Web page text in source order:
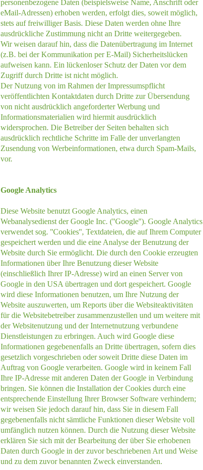
personenbezogene Daten (beispielsweise Name, Anschrift oder
eMail-Adressen) erhoben werden, erfolgt dies, soweit möglich,
stets auf freiwilliger Basis. Diese Daten werden ohne Ihre
ausdrückliche Zustimmung nicht an Dritte weitergegeben.
Wir weisen darauf hin, dass die Datenübertragung im Internet
(z.B. bei der Kommunikation per E-Mail) Sicherheitslücken
aufweisen kann. Ein lückenloser Schutz der Daten vor dem
Zugriff durch Dritte ist nicht möglich.
Der Nutzung von im Rahmen der Impressumspflicht
veröffentlichten Kontaktdaten durch Dritte zur Übersendung
von nicht ausdrücklich angeforderter Werbung und
Informationsmaterialien wird hiermit ausdrücklich
widersprochen. Die Betreiber der Seiten behalten sich
ausdrücklich rechtliche Schritte im Falle der unverlangten
Zusendung von Werbeinformationen, etwa durch Spam-Mails,
vor.
Google Analytics
Diese Website benutzt Google Analytics, einen
Webanalysedienst der Google Inc. (''Google''). Google Analytics
verwendet sog. ''Cookies'', Textdateien, die auf Ihrem Computer
gespeichert werden und die eine Analyse der Benutzung der
Website durch Sie ermöglicht. Die durch den Cookie erzeugten
Informationen über Ihre Benutzung dieser Website
(einschließlich Ihrer IP-Adresse) wird an einen Server von
Google in den USA übertragen und dort gespeichert. Google
wird diese Informationen benutzen, um Ihre Nutzung der
Website auszuwerten, um Reports über die Websiteaktivitäten
für die Websitebetreiber zusammenzustellen und um weitere mit
der Websitenutzung und der Internetnutzung verbundene
Dienstleistungen zu erbringen. Auch wird Google diese
Informationen gegebenenfalls an Dritte übertragen, sofern dies
gesetzlich vorgeschrieben oder soweit Dritte diese Daten im
Auftrag von Google verarbeiten. Google wird in keinem Fall
Ihre IP-Adresse mit anderen Daten der Google in Verbindung
bringen. Sie können die Installation der Cookies durch eine
entsprechende Einstellung Ihrer Browser Software verhindern;
wir weisen Sie jedoch darauf hin, dass Sie in diesem Fall
gegebenenfalls nicht sämtliche Funktionen dieser Website voll
umfänglich nutzen können. Durch die Nutzung dieser Website
erklären Sie sich mit der Bearbeitung der über Sie erhobenen
Daten durch Google in der zuvor beschriebenen Art und Weise
und zu dem zuvor benannten Zweck einverstanden.